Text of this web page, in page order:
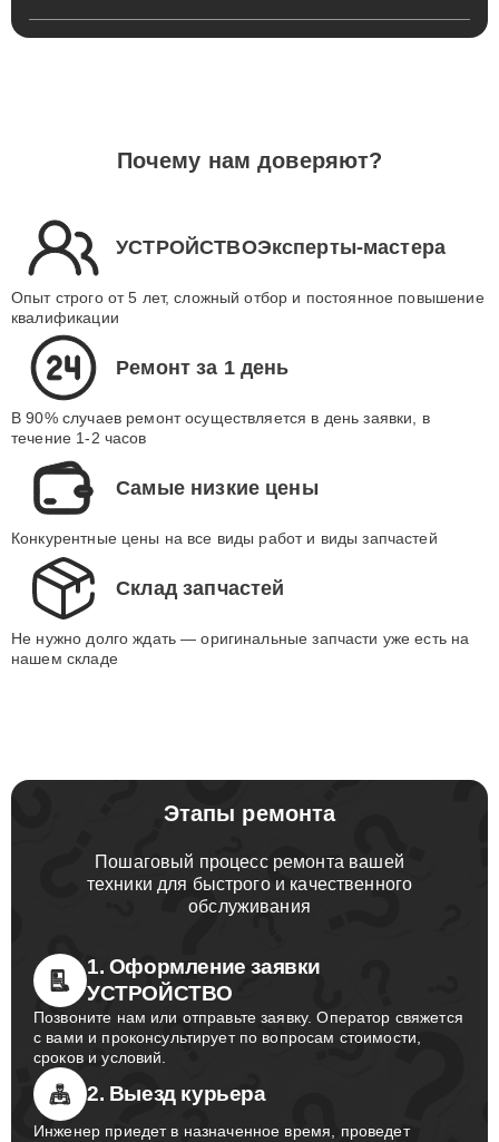
Почему нам доверяют?
УСТРОЙСТВОЭксперты-мастера
Опыт строго от 5 лет, сложный отбор и постоянное повышение
квалификации
Ремонт за 1 день
В 90% случаев ремонт осуществляется в день заявки, в
течение 1-2 часов
Самые низкие цены
Конкурентные цены на все виды работ и виды запчастей
Склад запчастей
Не нужно долго ждать — оригинальные запчасти уже есть на
нашем складе
Этапы ремонта
Пошаговый процесс ремонта вашей
техники для быстрого и качественного
обслуживания
1. Оформление заявки
УСТРОЙСТВО
Позвоните нам или отправьте заявку. Оператор свяжется
с вами и проконсультирует по вопросам стоимости,
сроков и условий.
2. Выезд курьера
Инженер приедет в назначенное время, проведет